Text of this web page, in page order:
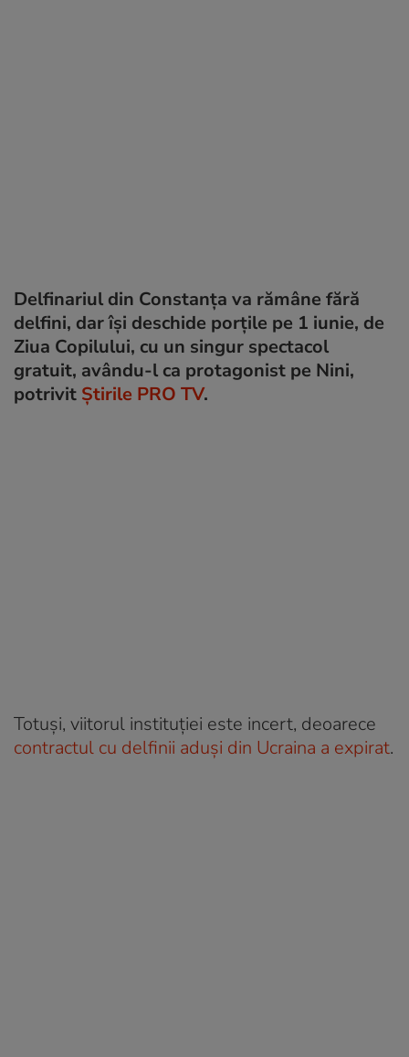
Delfinariul din Constanța va rămâne fără
delfini, dar își deschide porțile pe 1 iunie, de
Ziua Copilului, cu un singur spectacol
gratuit, avându-l ca protagonist pe Nini,
potrivit Știrile PRO TV.
Totuși, viitorul instituției este incert, deoarece
contractul cu delfinii aduși din Ucraina a expirat.